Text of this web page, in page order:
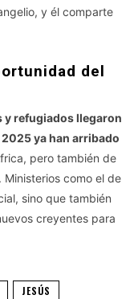
y él comparte
del
y refugiados llegaron
ya han arribado
pero también de
Ministerios como el de
sino que también
creyentes para
JESÚS